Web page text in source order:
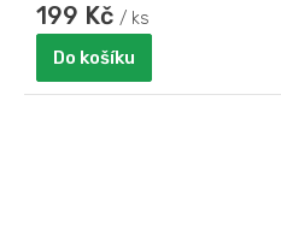
199 Kč / ks
Do košíku